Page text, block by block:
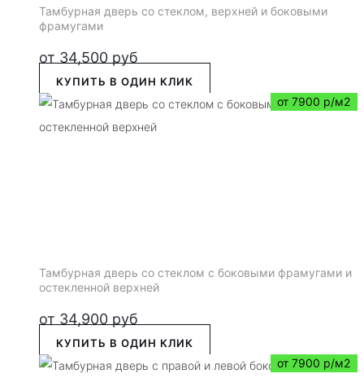
Тамбурная дверь со стеклом, верхней и боковыми
фрамугами
от 34,500 руб
КУПИТЬ В ОДИН КЛИК
от 7900 р/м2
Тамбурная дверь со стеклом с боковыми фрамугами и
остекленной верхней
от 34,900 руб
КУПИТЬ В ОДИН КЛИК
от 7900 р/м2